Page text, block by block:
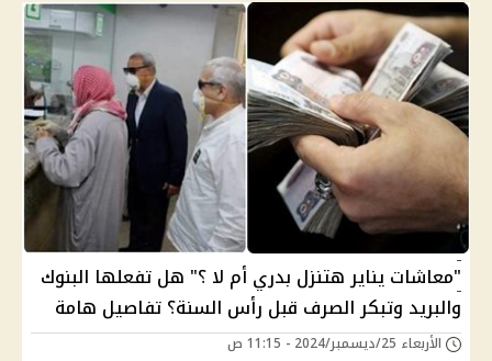
"معاشات يناير هتنزل بدري أم لا ؟" هل تفعلها البنوك
والبريد وتبكر الصرف قبل رأس السنة؟ تفاصيل هامة
الأربعاء 25/ديسمبر/2024 - 11:15 ص